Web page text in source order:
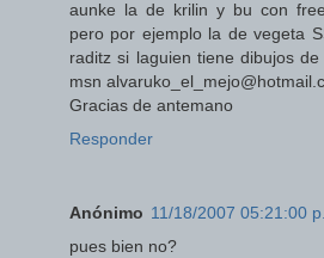
aunke la de krilin y bu con
pero por ejemplo la de vegeta
raditz si laguien tiene dibujos
msn
Gracias de antemano
Responder
Anónimo 11/18/2007 05:21:00
pues bien no?